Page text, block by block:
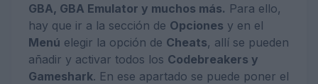
GBA, GBA Emulator y muchos más. Para ello,
hay que ir a la sección de Opciones y en el
Menú elegir la opción de Cheats, allí se pueden
añadir y activar todos los Codebreakers y
Gameshark. En ese apartado se puede poner el